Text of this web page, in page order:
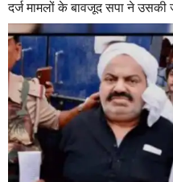
दर्ज मामलों के बावजूद सपा ने उसकी